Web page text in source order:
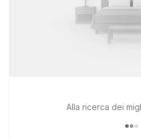
Alla ricerca dei